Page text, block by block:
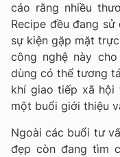
cáo rằng nhiều
Recipe đều đang
sự kiện gặp mặt
công nghệ này
dùng có thể tương
khí giao tiếp xã hội
một buổi giới thiệu
Ngoài các buổi tư
đẹp còn đang tìm